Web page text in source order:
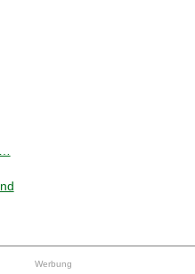
Werbung